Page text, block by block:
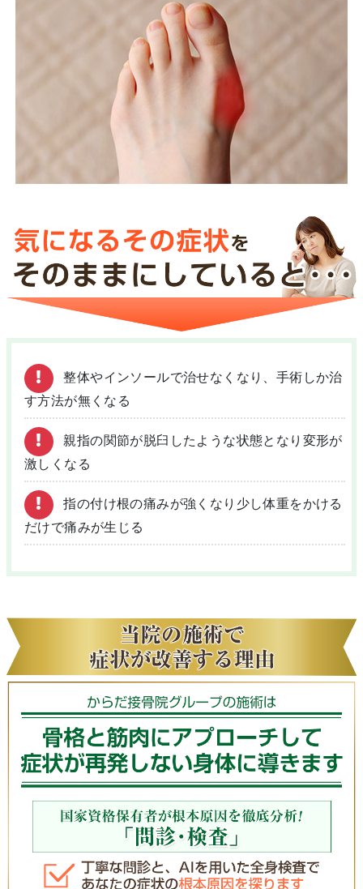
整体やインソールで治せなくなり、手術しか治
す方法が無くなる
親指の関節が脱臼したような状態となり変形が
激しくなる
指の付け根の痛みが強くなり少し体重をかける
だけで痛みが生じる